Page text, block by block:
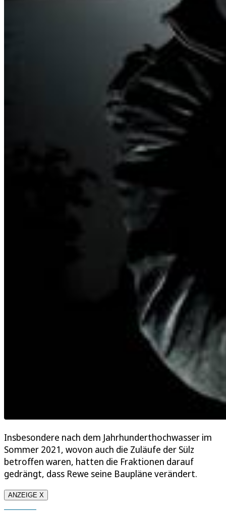
Insbesondere nach dem Jahrhunderthochwasser im
Sommer 2021, wovon auch die Zuläufe der Sülz
betroffen waren, hatten die Fraktionen darauf
gedrängt, dass Rewe seine Baupläne verändert.
ANZEIGE X